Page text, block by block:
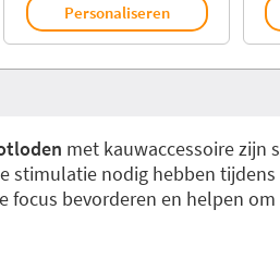
Personaliseren
met kauwaccessoire zijn
stimulatie nodig hebben
focus bevorderen en helpen